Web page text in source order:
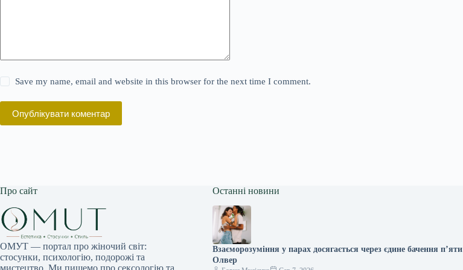
Save my name, email and website in this browser for the next time I comment.
Опублікувати коментар
Про сайт
ОМУТ — портал про жіночий світ:
стосунки, психологію, подорожі та
мистецтво. Ми пишемо про сексологію та
Останні новини
Взаєморозуміння у парах досягається через єдине бачення
Олвер